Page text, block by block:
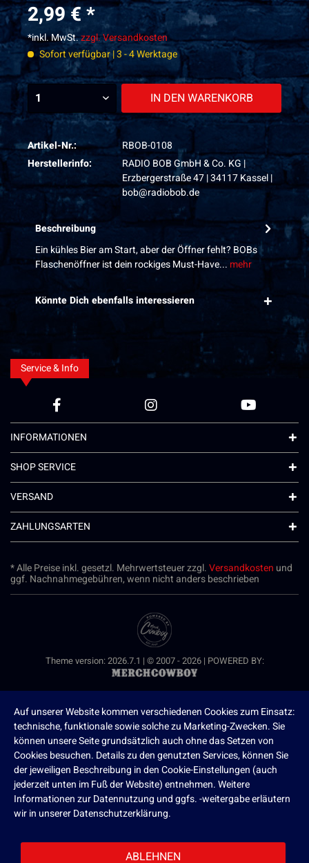
2,99 € *
*inkl. MwSt.zzgl. Versandkosten
Sofort verfügbar | 3 - 4 Werktage
IN DEN WARENKORB
Artikel-Nr.:
RBOB-0108
Herstellerinfo:
RADIO BOB GmbH & Co. KG |
Erzbergerstraße 47 | 34117 Kassel |
bob@radiobob.de
Beschreibung
Ein kühles Bier am Start, aber der Öffner fehlt? BOBs
Flaschenöffner ist dein rockiges Must-Have... mehr
Könnte Dich ebenfalls interessieren
Service & Info
INFORMATIONEN
SHOP SERVICE
VERSAND
ZAHLUNGSARTEN
* Alle Preise inkl. gesetzl. Mehrwertsteuer zzgl.Versandkosten und
ggf. Nachnahmegebühren, wenn nicht anders beschrieben
Theme version: 2026.7.1 | © 2007 - 2026 | POWERED BY:
Auf unserer Website kommen verschiedenen Cookies zum Einsatz:
technische, funktionale sowie solche zu Marketing-Zwecken. Sie
können unsere Seite grundsätzlich auch ohne das Setzen von
Cookies besuchen. Details zu den genutzten Services, können Sie
der jeweiligen Beschreibung in den Cookie-Einstellungen (auch
jederzeit unten im Fuß der Website) entnehmen. Weitere
Informationen zur Datennutzung und ggfs. -weitergabe erläutern
wir in unserer Datenschutzerklärung.
ABLEHNEN